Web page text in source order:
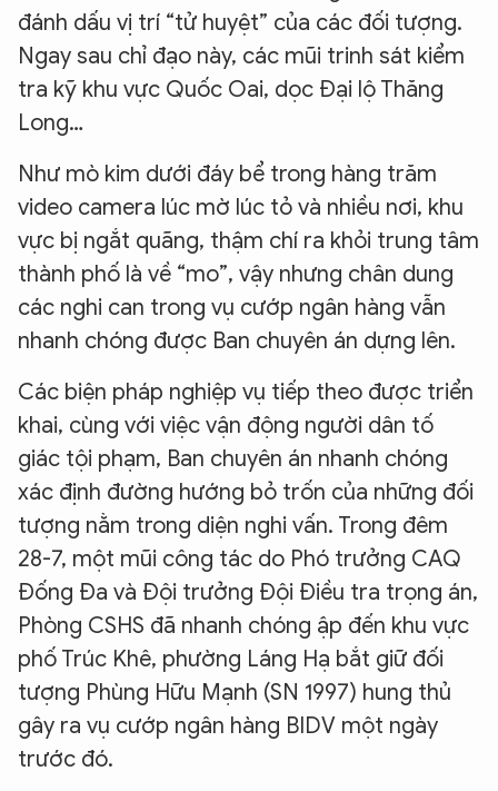
đánh dấu vị trí “tử huyệt” của các đối tượng.
Ngay sau chỉ đạo này, các mũi trinh sát kiểm
tra kỹ khu vực Quốc Oai, dọc Đại lộ Thăng
Long…
Như mò kim dưới đáy bể trong hàng trăm
video camera lúc mờ lúc tỏ và nhiều nơi, khu
vực bị ngắt quãng, thậm chí ra khỏi trung tâm
thành phố là về “mo”, vậy nhưng chân dung
các nghi can trong vụ cướp ngân hàng vẫn
nhanh chóng được Ban chuyên án dựng lên.
Các biện pháp nghiệp vụ tiếp theo được triển
khai, cùng với việc vận động người dân tố
giác tội phạm, Ban chuyên án nhanh chóng
xác định đường hướng bỏ trốn của những đối
tượng nằm trong diện nghi vấn. Trong đêm
28-7, một mũi công tác do Phó trưởng CAQ
Đống Đa và Đội trưởng Đội Điều tra trọng án,
Phòng CSHS đã nhanh chóng ập đến khu vực
phố Trúc Khê, phường Láng Hạ bắt giữ đối
tượng Phùng Hữu Mạnh (SN 1997) hung thủ
gây ra vụ cướp ngân hàng BIDV một ngày
trước đó.